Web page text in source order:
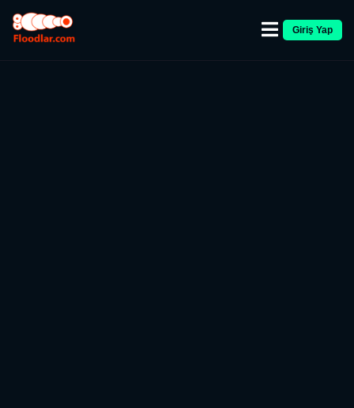
Giriş Yap